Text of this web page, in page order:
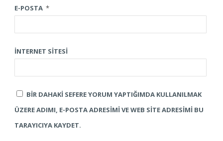
E-POSTA *
İNTERNET SITESI
BIR DAHAKI SEFERE YORUM YAPTIĞIMDA KULLANILMAK
ÜZERE ADIMI, E-POSTA ADRESIMI VE WEB SITE ADRESIMI BU
TARAYICIYA KAYDET.